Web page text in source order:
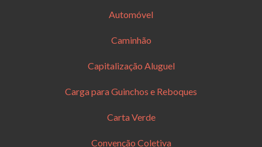
Automóvel
Caminhão
Capitalização Aluguel
Carga para Guinchos e Reboques
Carta Verde
Convenção Coletiva